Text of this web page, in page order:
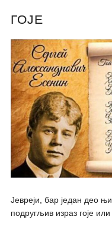
ГОЈЕ
Јевреји, бар један део
подругљив израз гоје или